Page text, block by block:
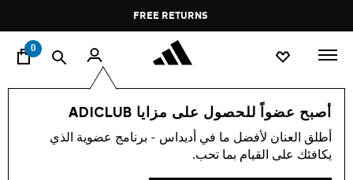
Pause
promotion
rotation
FREE RETURNS
0
أصبح عضواً للحصول على مزايا ADICLUB
أطلق العنان لأفضل ما في أديداس - برنامج عضوية الذي
يكافئك على القيام بما تحب.
الرجال ملابس
-50%